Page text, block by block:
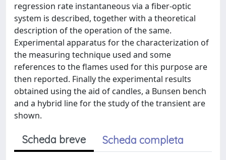
regression rate instantaneous via a fiber-optic
system is described, together with a theoretical
description of the operation of the same.
Experimental apparatus for the characterization of
the measuring technique used and some
references to the flames used for this purpose are
then reported. Finally the experimental results
obtained using the aid of candles, a Bunsen bench
and a hybrid line for the study of the transient are
shown.
Scheda breve Scheda completa